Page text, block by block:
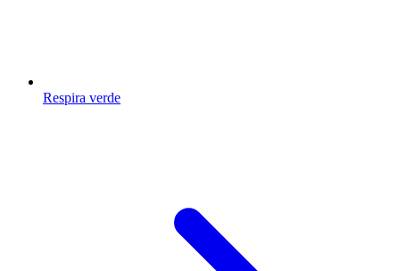
Respira verde